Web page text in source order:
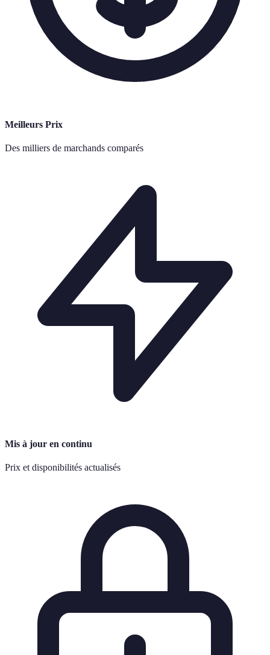
Meilleurs Prix
Des milliers de marchands comparés
Mis à jour en continu
Prix et disponibilités actualisés